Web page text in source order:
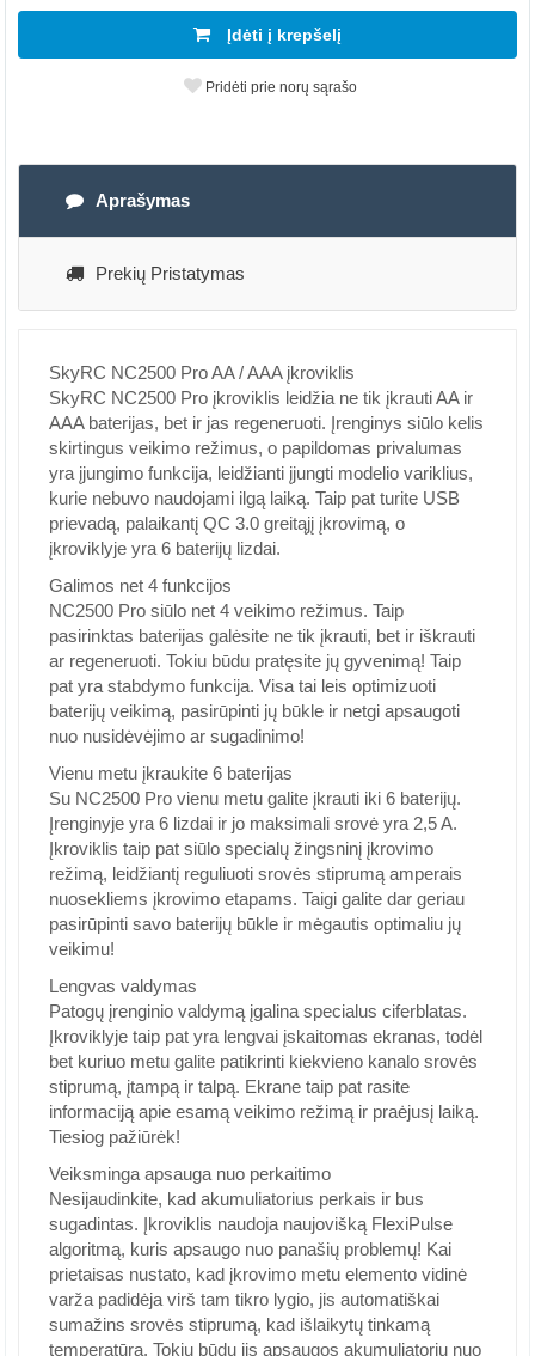
Įdėti į krepšelį
Pridėti prie norų sąrašo
Aprašymas
Prekių Pristatymas
SkyRC NC2500 Pro AA / AAA įkroviklis
SkyRC NC2500 Pro įkroviklis leidžia ne tik įkrauti AA ir
AAA baterijas, bet ir jas regeneruoti. Įrenginys siūlo kelis
skirtingus veikimo režimus, o papildomas privalumas
yra įjungimo funkcija, leidžianti įjungti modelio variklius,
kurie nebuvo naudojami ilgą laiką. Taip pat turite USB
prievadą, palaikantį QC 3.0 greitąjį įkrovimą, o
įkroviklyje yra 6 baterijų lizdai.
Galimos net 4 funkcijos
NC2500 Pro siūlo net 4 veikimo režimus. Taip
pasirinktas baterijas galėsite ne tik įkrauti, bet ir iškrauti
ar regeneruoti. Tokiu būdu pratęsite jų gyvenimą! Taip
pat yra stabdymo funkcija. Visa tai leis optimizuoti
baterijų veikimą, pasirūpinti jų būkle ir netgi apsaugoti
nuo nusidėvėjimo ar sugadinimo!
Vienu metu įkraukite 6 baterijas
Su NC2500 Pro vienu metu galite įkrauti iki 6 baterijų.
Įrenginyje yra 6 lizdai ir jo maksimali srovė yra 2,5 A.
Įkroviklis taip pat siūlo specialų žingsninį įkrovimo
režimą, leidžiantį reguliuoti srovės stiprumą amperais
nuosekliems įkrovimo etapams. Taigi galite dar geriau
pasirūpinti savo baterijų būkle ir mėgautis optimaliu jų
veikimu!
Lengvas valdymas
Patogų įrenginio valdymą įgalina specialus ciferblatas.
Įkroviklyje taip pat yra lengvai įskaitomas ekranas, todėl
bet kuriuo metu galite patikrinti kiekvieno kanalo srovės
stiprumą, įtampą ir talpą. Ekrane taip pat rasite
informaciją apie esamą veikimo režimą ir praėjusį laiką.
Tiesiog pažiūrėk!
Veiksminga apsauga nuo perkaitimo
Nesijaudinkite, kad akumuliatorius perkais ir bus
sugadintas. Įkroviklis naudoja naujovišką FlexiPulse
algoritmą, kuris apsaugo nuo panašių problemų! Kai
prietaisas nustato, kad įkrovimo metu elemento vidinė
varža padidėja virš tam tikro lygio, jis automatiškai
sumažins srovės stiprumą, kad išlaikytų tinkamą
temperatūrą. Tokiu būdu jis apsaugos akumuliatorių nuo